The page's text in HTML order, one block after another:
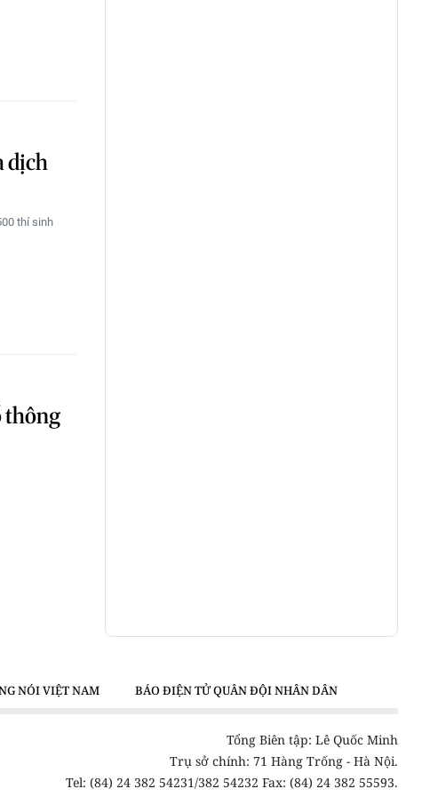
dịch
thí sinh
thông
NÓI VIỆT NAM BÁO ĐIỆN TỬ QUÂN ĐỘI NHÂN DÂN
Tổng Biên tập: Lê Quốc Minh
Trụ sở chính: 71 Hàng Trống - Hà Nội.
Tel: (84) 24 382 54231/382 54232 Fax: (84) 24 382 55593.